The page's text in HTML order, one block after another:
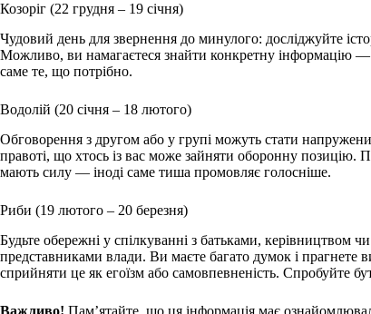
Козоріг (22 грудня – 19 січня)
Чудовий день для звернення до минулого: досліджуйте
Можливо, ви намагаєтеся знайти конкретну інформацію —
саме те, що потрібно.
Водолій (20 січня – 18 лютого)
Обговорення з другом або у групі можуть стати
правоті, що хтось із вас може зайняти оборонну позицію.
мають силу — іноді саме тиша промовляє голосніше.
Риби (19 лютого – 20 березня)
Будьте обережні у спілкуванні з батьками,
представниками влади. Ви маєте багато думок і прагнете
сприйняти це як егоїзм або самовпевненість. Спробуйте
Важливо! Пам’ятайте, що ця інформація має